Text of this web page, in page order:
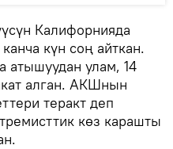
Калифорнияда
күн соң айткан.
атышуудан улам, 14
алган. АКШнын
теракт деп
көз карашты